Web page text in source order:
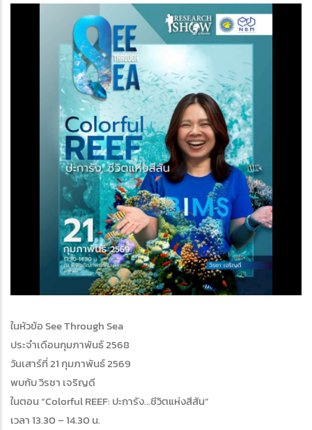
ในหัวข้อ See Through Sea
ประจำเดือนกุมภาพันธ์ 2568
วันเสาร์ที่ 21 กุมภาพันธ์ 2569
พบกับ วิรชา เจริญดี
ในตอน “Colorful REEF: ปะการัง...ชีวิตแห่งสีสัน”
เวลา 13.30 – 14.30 น.